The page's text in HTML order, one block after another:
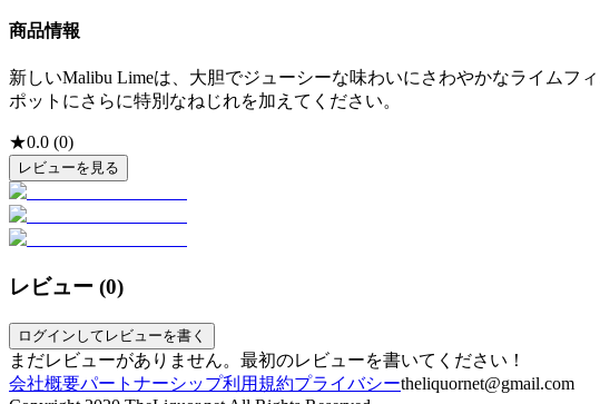
商品情報
新しいMalibu Limeは、大胆でジューシーな味わいにさわやかなライムフ
ポットにさらに特別なねじれを加えてください。
★0.0 (0)
レビューを見る
レビュー (0)
ログインしてレビューを書く
まだレビューがありません。最初のレビューを書いてください！
会社概要パートナーシップ利用規約プライバシーtheliquornet@gmail.com